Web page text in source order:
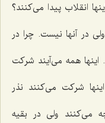
انقلاب پیدا می‌كنند؟
در آنها نیست. چرا در
همه می‌آیند شركت
شركت می‌كنند نذر
می‌كنند ولی در بقیه